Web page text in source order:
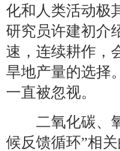
化和人类活动极
研究员许建初介
速，连续耕作，
旱地产量的选择
一直被忽视。
二氧化碳、氧
候反馈循环”相